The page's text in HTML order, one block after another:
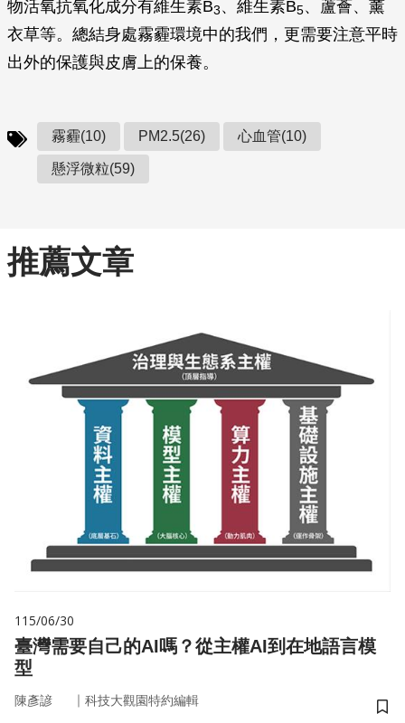
物活氧抗氧化成分有維生素B3 、維生素B5、蘆薈、薰
衣草等。總結身處霧霾環境中的我們，更需要注意平時
出外的保護與皮膚上的保養。
霧霾(10) PM2.5(26) 心血管(10)
懸浮微粒(59)
推薦文章
115/06/30
臺灣需要自己的AI嗎？從主權AI到在地語言模
型
陳彥諺 ｜ 科技大觀園特約編輯
儲